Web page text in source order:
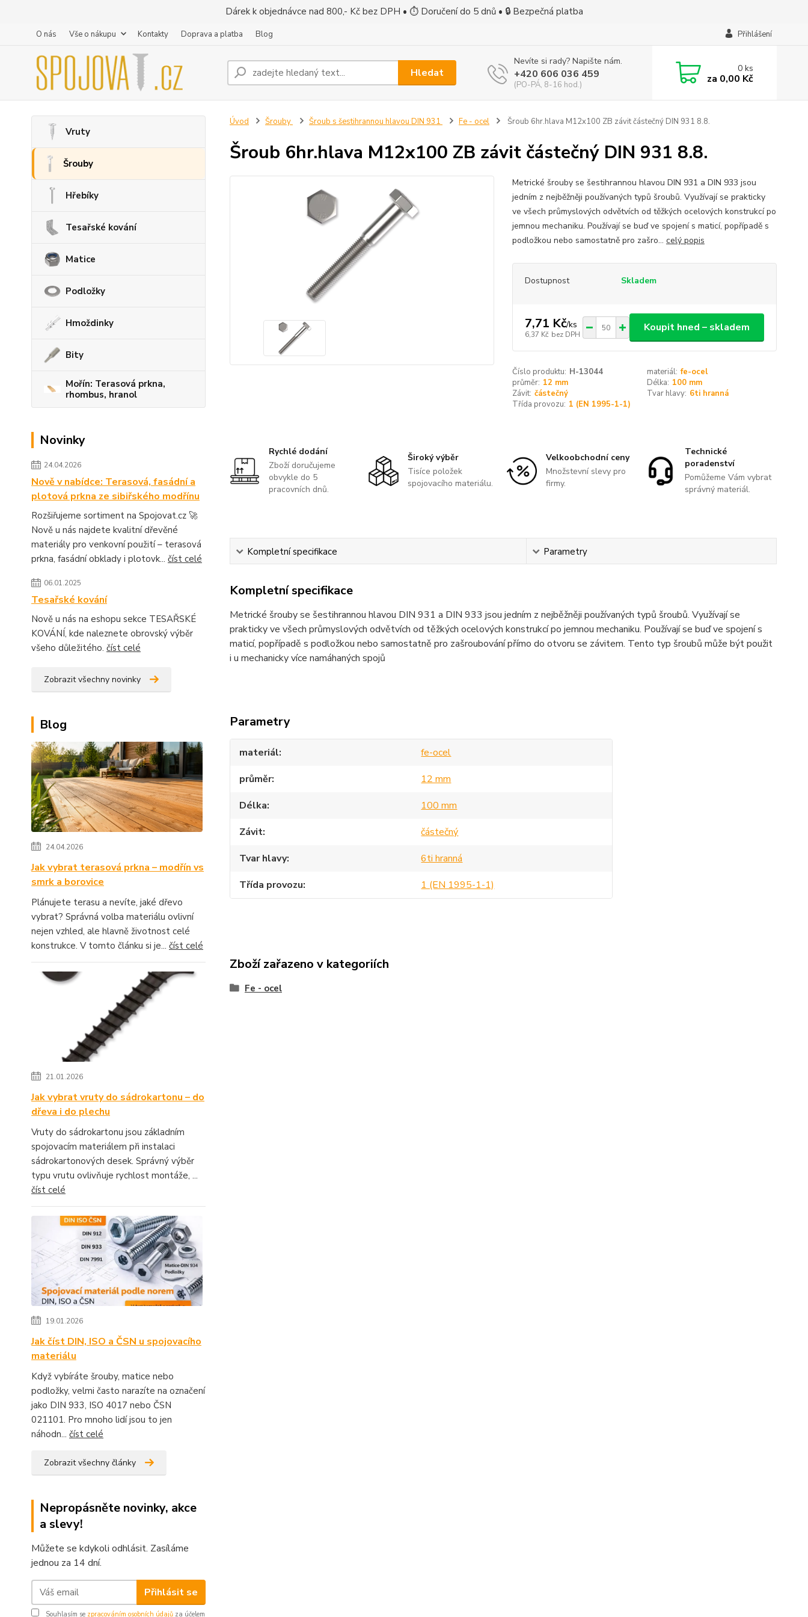
Dárek k objednávce nad 800,- Kč bez DPH • ⏱ Doručení do 5 dnů • 🔒 Bezpečná platba
O nás Vše o nákupu Kontakty Doprava a platba Blog Přihlášení
Hledat
Nevíte si rady? Napište nám.
+420 606 036 459
(PO-PÁ, 8-16 hod.)
0ks
za 0,00 Kč
Vruty
Šrouby
Hřebíky
Tesařské kování
Matice
Podložky
Hmoždinky
Bity
Mořín: Terasová prkna,
rhombus, hranol
Novinky
24.04.2026
Nově v nabídce: Terasová, fasádní a
plotová prkna ze sibiřského modřínu
Rozšiřujeme sortiment na Spojovat.cz 🚀
Nově u nás najdete kvalitní dřevěné
materiály pro venkovní použití – terasová
prkna, fasádní obklady i plotovk... číst celé
06.01.2025
Tesařské kování
Nově u nás na eshopu sekce TESAŘSKÉ
KOVÁNÍ, kde naleznete obrovský výběr
všeho důležitého. číst celé
Zobrazit všechny novinky
Blog
24.04.2026
Jak vybrat terasová prkna – modřín vs
smrk a borovice
Plánujete terasu a nevíte, jaké dřevo
vybrat? Správná volba materiálu ovlivní
nejen vzhled, ale hlavně životnost celé
konstrukce. V tomto článku si je... číst celé
21.01.2026
Jak vybrat vruty do sádrokartonu – do
dřeva i do plechu
Vruty do sádrokartonu jsou základním
spojovacím materiálem při instalaci
sádrokartonových desek. Správný výběr
typu vrutu ovlivňuje rychlost montáže, ...
číst celé
19.01.2026
Jak číst DIN, ISO a ČSN u spojovacího
materiálu
Když vybíráte šrouby, matice nebo
podložky, velmi často narazíte na označení
jako DIN 933, ISO 4017 nebo ČSN
021101. Pro mnoho lidí jsou to jen
náhodn... číst celé
Zobrazit všechny články
Nepropásněte novinky, akce
a slevy!
Můžete se kdykoli odhlásit. Zasíláme
jednou za 14 dní.
Přihlásit se
Souhlasím se zpracováním osobních údajů za účelem
Úvod Šrouby Šroub s šestihrannou hlavou DIN 931 Fe - ocel Šroub 6hr.hlava M12x100 ZB závit částečný DIN 931 8.8.
Šroub 6hr.hlava M12x100 ZB závit částečný DIN 931 8.8.
Metrické šrouby se šestihrannou hlavou DIN 931 a DIN 933 jsou
jedním z nejběžněji používaných typů šroubů. Využívají se prakticky
ve všech průmyslových odvětvích od těžkých ocelových konstrukcí po
jemnou mechaniku. Používají se buď ve spojení s maticí, popřípadě s
podložkou nebo samostatně pro zašro... celý popis
Dostupnost Skladem
7,71 Kč/ks
6,37 Kč bez DPH
Koupit hned – skladem
Číslo produktu: H-13044 materiál: fe-ocel
průměr: 12 mm Délka: 100 mm
Závit: částečný Tvar hlavy: 6ti hranná
Třída provozu: 1 (EN 1995-1-1)
Rychlé dodání
Zboží doručujeme
obvykle do 5
pracovních dnů.
Široký výběr
Tisíce položek
spojovacího materiálu.
Velkoobchodní ceny
Množstevní slevy pro
firmy.
Technické
poradenství
Pomůžeme Vám vybrat
správný materiál.
Kompletní specifikace Parametry
Kompletní specifikace
Metrické šrouby se šestihrannou hlavou DIN 931 a DIN 933 jsou jedním z nejběžněji používaných typů šroubů. Využívají se
prakticky ve všech průmyslových odvětvích od těžkých ocelových konstrukcí po jemnou mechaniku. Používají se buď ve spojení s
maticí, popřípadě s podložkou nebo samostatně pro zašroubování přímo do otvoru se závitem. Tento typ šroubů může být použit
i u mechanicky více namáhaných spojů
Parametry
materiál
fe-ocel
průměr
12 mm
Délka
100 mm
Závit
částečný
Tvar hlavy
6ti hranná
Třída provozu
1 (EN 1995-1-1)
Zboží zařazeno v kategoriích
Fe - ocel